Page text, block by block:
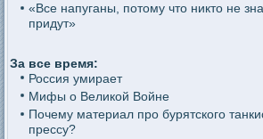
«Все напуганы, потому что никто не
придут»
За все время:
Россия умирает
Мифы о Великой Войне
Почему материал про бурятского
прессу?